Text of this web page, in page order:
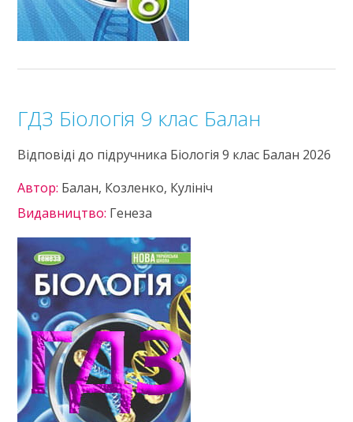
ГДЗ Біологія 9 клас Балан
Відповіді до підручника Біологія 9 клас Балан 2026
Автор: Балан, Козленко, Кулініч
Видавництво: Генеза